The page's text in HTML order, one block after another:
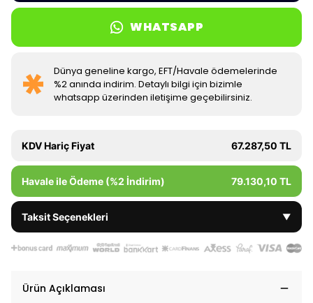
WHATSAPP
Dünya geneline kargo, EFT/Havale ödemelerinde
%2 anında indirim. Detaylı bilgi için bizimle
whatsapp üzerinden iletişime geçebilirsiniz.
KDV Hariç Fiyat 67.287,50 TL
Havale ile Ödeme (%2 İndirim) 79.130,10 TL
Taksit Seçenekleri ▼
Ürün Açıklaması